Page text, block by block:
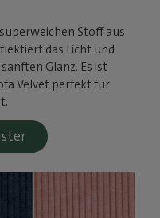
Stoff aus
das Licht und
Glanz. Es ist
Velvet perfekt für